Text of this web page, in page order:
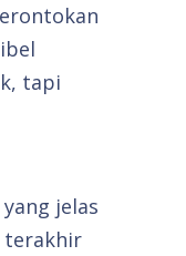
tapi
jelas
terakhir